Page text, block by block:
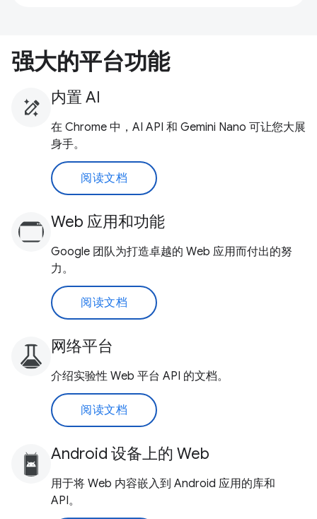
强大的平台功能
内置 AI
在 Chrome 中，AI API 和 Gemini Nano 可让您大展
身手。
阅读文档
Web 应用和功能
Google 团队为打造卓越的 Web 应用而付出的努
力。
阅读文档
网络平台
介绍实验性 Web 平台 API 的文档。
阅读文档
Android 设备上的 Web
用于将 Web 内容嵌入到 Android 应用的库和
API。